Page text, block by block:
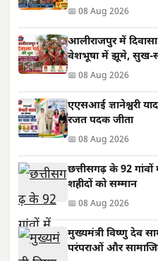
📅 08 Aug 2026
आलीराजपुर में दिवासा
वेशभूषा में झूमे, सुख-
📅 08 Aug 2026
एएसआई ज्ञानेश्वरी
रजत पदक जीता
📅 08 Aug 2026
छत्तीसगढ़ के 92 गांवों
शहीदों को सम्मान
📅 08 Aug 2026
मुख्यमंत्री विष्णु देव
परंपराओं और